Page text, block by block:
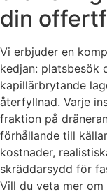
din
Vi erbjuder en
kedjan: platsbesök
kapillärbrytande
återfyllnad. Varje
fraktion på
förhållande till
kostnader,
skräddarsydd för
Vill du veta mer